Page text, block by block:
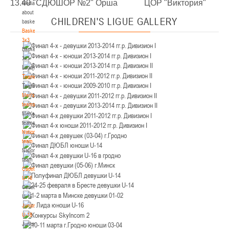
Media
about
basketball
Basketball
3x3
Basketball
3x3
Logo[modid=121]
Teams
Teams
Men's
teams
Men's
teams
National
team
National
team
Cadets
U-16
Cadets
U-16
Juniors
U-18
Juniors
Минск
IV тур – юноши 2014-2015 гг.р., Дивизион 2, 21-22 марта 2026 г., г. Минск, ул.
Уральская 3А
18-19.03.2026
Брест
U-16, девушки
IV тур – девушки 2010-2011 гг.р., дивизион 2, 18-19 марта 2026 г., г. Брест, ул.
ул. Ленинградская, 4
17-18.03.2026
Гродно
U-14
IV тур – девушки 2012-2013 гг.р., дивизион 2, 17-18 марта 2026 г., г. Гродно,
ул. Врублевского, 92
14-15.03.2026
III тур – девушки 2010-2011 гг.р., Дивизион 1, 14-15 марта 2026 г., г. Минск, ул.
13.40 "СДЮШОР №2" Орша ЦОР "Виктория"
CHILDREN'S LIGUE GALLERY